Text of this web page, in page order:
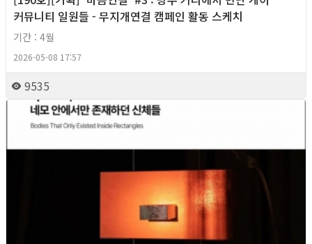
커뮤니티 일원들 - 무지개연결 캠페인 활동 스케치
기간 : 4월
2026-05-08 17:57
9535